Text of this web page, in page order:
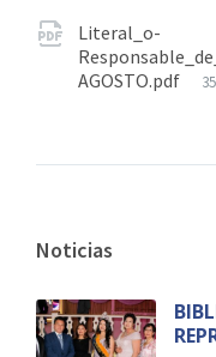
Literal_o-
AGOSTO.pdf
Noticias